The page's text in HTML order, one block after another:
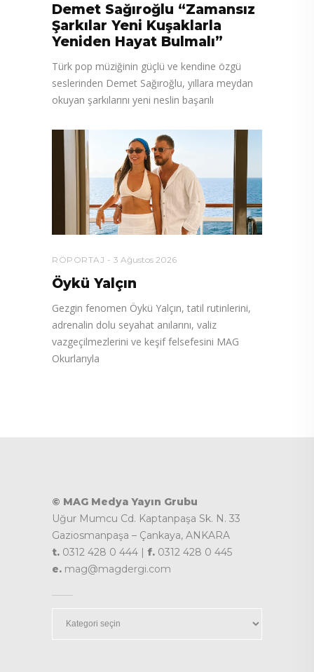
Demet Sağıroğlu “Zamansız
Şarkılar Yeni Kuşaklarla
Yeniden Hayat Bulmalı”
Türk pop müziğinin güçlü ve kendine özgü
seslerinden Demet Sağıroğlu, yıllara meydan
okuyan şarkılarını yeni neslin başarılı
RÖPORTAJ 3 Ağustos 2026
Öykü Yalçın
Gezgin fenomen Öykü Yalçın, tatil rutinlerini,
adrenalin dolu seyahat anılarını, valiz
vazgeçilmezlerini ve keşif felsefesini MAG
Okurlarıyla
© MAG Medya Yayın Grubu
Uğur Mumcu Cd. Kaptanpaşa Sk. N. 33
Gaziosmanpaşa – Çankaya, ANKARA
t. 0312 428 0 444 | f. 0312 428 0 445
e. mag@magdergi.com